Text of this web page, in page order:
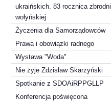
ukraińskich. 83 rocznica zbrodni
wołyńskiej
Życzenia dla Samorządowców
Prawa i obowiązki radnego
Wystawa "Woda"
Nie żyje Zdzisław Skarzyński
Spotkanie z SDOAiRPPGLLP
Konferencja poświęcona